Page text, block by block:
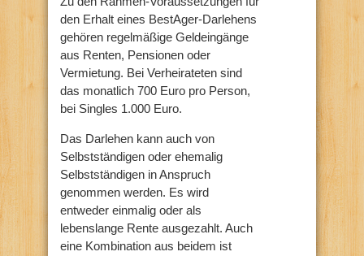
den Erhalt eines BestAger-Darlehens
gehören regelmäßige Geldeingänge
aus Renten, Pensionen oder
Vermietung. Bei Verheirateten sind
das monatlich 700 Euro pro Person,
bei Singles 1.000 Euro.
Das Darlehen kann auch von
Selbstständigen oder ehemalig
Selbstständigen in Anspruch
genommen werden. Es wird
entweder einmalig oder als
lebenslange Rente ausgezahlt. Auch
eine Kombination aus beidem ist